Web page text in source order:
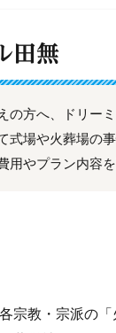
田無
の方へ、ドリー
式場や火葬場の
用やプラン内容
宗教・宗派の